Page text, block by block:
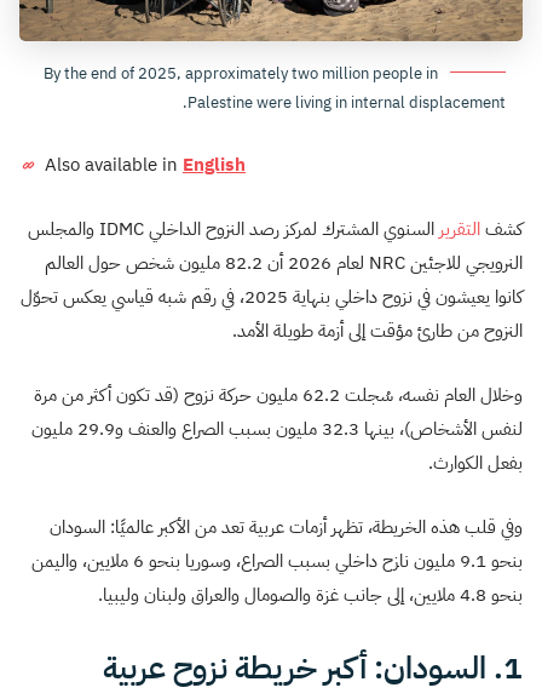
By the end of 2025, approximately two million people in
Palestine were living in internal displacement.
Also available in English
كشفالتقرير
السنوي المشترك لمركز رصد النزوح الداخلي IDMC والمجلس
النرويجي للاجئين NRC لعام 2026 أن 82.2 مليون شخص حول العالم
كانوا يعيشون في نزوح داخلي بنهاية 2025، في رقم شبه قياسي يعكس تحوّل
النزوح من طارئ مؤقت إلى أزمة طويلة الأمد.
وخلال العام نفسه، سُجلت 62.2 مليون حركة نزوح (قد تكون أكثر من مرة
لنفس الأشخاص)، بينها 32.3 مليون بسبب الصراع والعنف و29.9 مليون
بفعل الكوارث.
وفي قلب هذه الخريطة، تظهر أزمات عربية تعد من الأكبر عالميًا: السودان
بنحو 9.1 مليون نازح داخلي بسبب الصراع، وسوريا بنحو 6 ملايين، واليمن
بنحو 4.8 ملايين، إلى جانب غزة والصومال والعراق ولبنان وليبيا.
1. السودان: أكبر خريطة نزوح عربية